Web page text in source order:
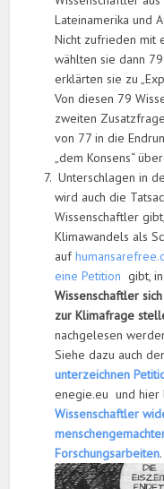
Lateinamerika und
Nicht zufrieden mit
wählten sie dann
erklärten sie zu
Von diesen 79
zweiten
von 77 in die
„dem Konsens“
Unterschlagen in
wird auch die
Wissenschaftler
Klimawandels als
auf
eine Petition gibt,
Wissenschaftler
zur Klimafrage
nachgelesen
Siehe dazu auch
unterzeichnen
enegie.eu und hier
Wissenschaftler
Forschungsarbeiten.